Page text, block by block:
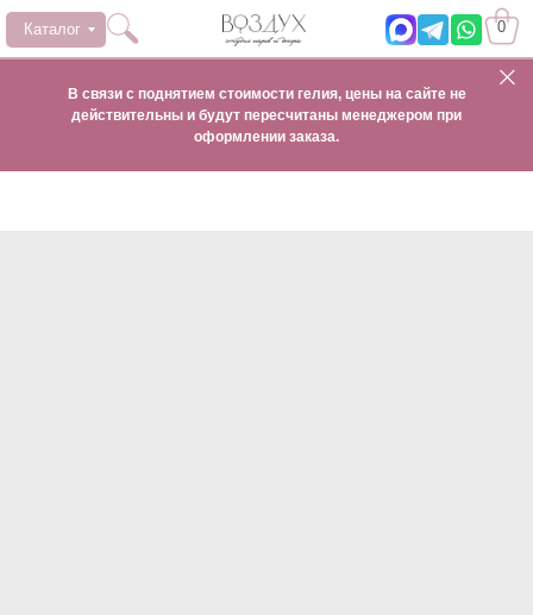
0
Каталог
В связи с поднятием стоимости гелия, цены на сайте не
действительны и будут пересчитаны менеджером при
оформлении заказа.